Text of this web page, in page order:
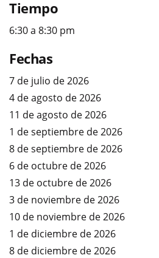
Tiempo
6:30 a 8:30 pm
Fechas
7 de julio de 2026
4 de agosto de 2026
11 de agosto de 2026
1 de septiembre de 2026
8 de septiembre de 2026
6 de octubre de 2026
13 de octubre de 2026
3 de noviembre de 2026
10 de noviembre de 2026
1 de diciembre de 2026
8 de diciembre de 2026